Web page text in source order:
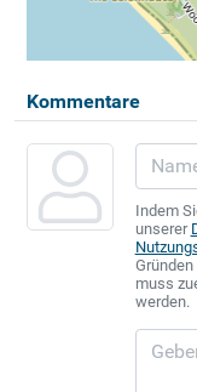
Kommentare
Indem
unserer
muss
werden.